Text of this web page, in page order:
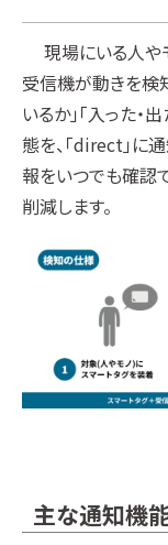
現場にいる人や
受信機が動きを検
いるか」「入った・
態を、「direct」に
報をいつでも確認
削減します。
主な通知機